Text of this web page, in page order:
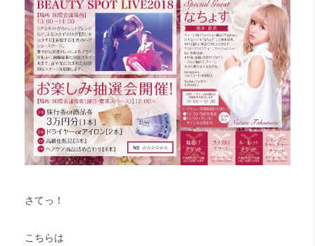
さてっ！
こちらは